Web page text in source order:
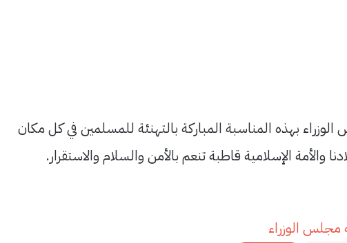
بهذه المناسبة المباركة بالتهنئة للمسلمين في كل مكان
والأمة الإسلامية قاطبة تنعم بالأمن والسلام والاستقرار.
مجلس الوزراء